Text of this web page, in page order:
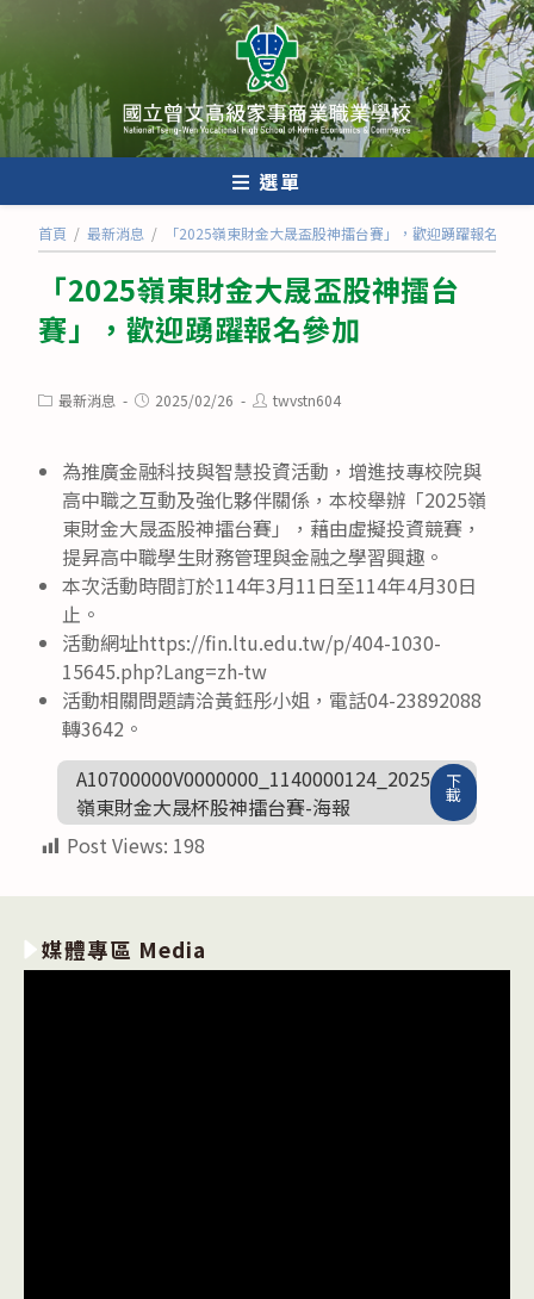
轉
至
主
要
內
選單
首頁 / 最新消息 / 「2025嶺東財金大晟盃股神擂台賽」，歡迎踴躍報名參加
「2025嶺東財金大晟盃股神擂台
賽」，歡迎踴躍報名參加
Post最新消息
Post2025/02/26
Posttwvstn604
為推廣金融科技與智慧投資活動，增進技專校院與
高中職之互動及強化夥伴關係，本校舉辦「2025嶺
東財金大晟盃股神擂台賽」，藉由虛擬投資競賽，
提昇高中職學生財務管理與金融之學習興趣。
本次活動時間訂於114年3月11日至114年4月30日
止。
活動網址https://fin.ltu.edu.tw/p/404-1030-
15645.php?Lang=zh-tw
活動相關問題請洽黃鈺彤小姐，電話04-23892088
轉3642。
A10700000V0000000_1140000124_2025
嶺東財金大晟杯股神擂台賽-海報
下
載
Post Views: 198
媒體專區 Media